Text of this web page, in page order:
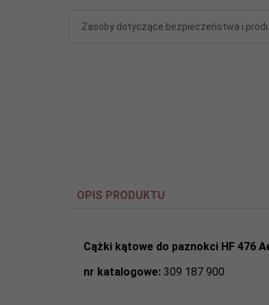
Zasoby dotyczące bezpieczeństwa i
OPIS PRODUKTU
Cążki kątowe do paznokci HF 476
nr katalogowe: 309 187 900